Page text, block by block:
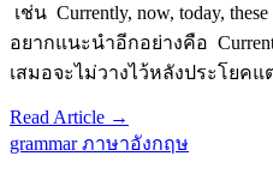
เช่น Currently, now, today,
อยากแนะนำอีกอย่างคือ
เสมอจะไม่วางไว้หลังประโยค
Read Article →
grammar ภาษาอังกฤษ